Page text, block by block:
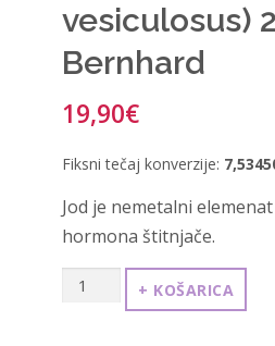
vesiculosus)
Bernhard
19,90€
Fiksni tečaj konverzije:
Jod je nemetalni
hormona štitnjače.
Ekstrakt
+ KOŠARICA